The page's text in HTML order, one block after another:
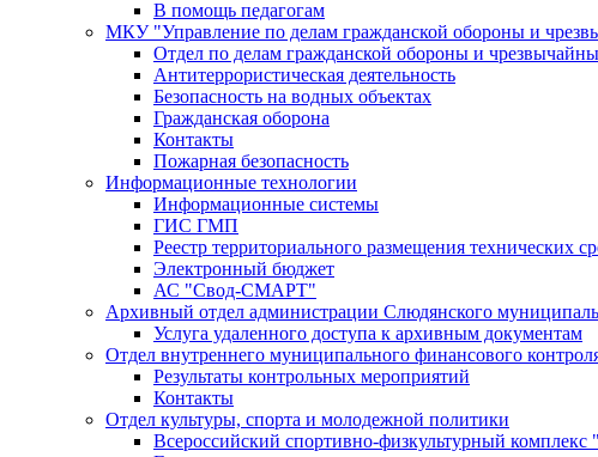
В помощь педагогам
МКУ "Управление по делам гражданской обороны и
Отдел по делам гражданской обороны и
Антитеррористическая деятельность
Безопасность на водных объектах
Гражданская оборона
Контакты
Пожарная безопасность
Информационные технологии
Информационные системы
ГИС ГМП
Реестр территориального размещения технических
Электронный бюджет
АС "Свод-СМАРТ"
Архивный отдел администрации Слюдянского
Услуга удаленного доступа к архивным документам
Отдел внутреннего муниципального финансового
Результаты контрольных мероприятий
Контакты
Отдел культуры, спорта и молодежной политики
Всероссийский спортивно-физкультурный комплекс